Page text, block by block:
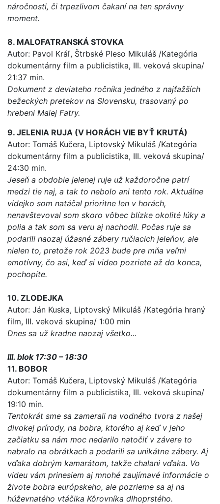
náročnosti, či trpezlivom čakaní na ten správny
moment.
8. MALOFATRANSKÁ STOVKA
Autor: Pavol Kráľ, Štrbské Pleso Mikuláš /Kategória
dokumentárny film a publicistika, III. veková skupina/
21:37 min.
Dokument z deviateho ročníka jedného z najťažších
bežeckých pretekov na Slovensku, trasovaný po
hrebeni Malej Fatry.
9. JELENIA RUJA (V HORÁCH VIE BYŤ KRUTÁ)
Autor: Tomáš Kučera, Liptovský Mikuláš /Kategória
dokumentárny film a publicistika, III. veková skupina/
24:30 min.
Jeseň a obdobie jelenej ruje už každoročne patrí
medzi tie naj, a tak to nebolo ani tento rok. Aktuálne
videjko som natáčal prioritne len v horách,
nenavštevoval som skoro vôbec blízke okolité lúky a
polia a tak som sa veru aj nachodil. Počas ruje sa
podarili naozaj úžasné zábery ručiacich jeleňov, ale
nielen to, pretože rok 2023 bude pre mňa veľmi
emotívny, čo asi, keď si video pozriete až do konca,
pochopíte.
10. ZLODEJKA
Autor: Ján Kuska, Liptovský Mikuláš /Kategória hraný
film, III. veková skupina/ 1:00 min
Dnes sa už kradne naozaj všetko...
III. blok 17:30 – 18:30
11. BOBOR
Autor: Tomáš Kučera, Liptovský Mikuláš /Kategória
dokumentárny film a publicistika, III. veková skupina/
19:10 min.
Tentokrát sme sa zamerali na vodného tvora z našej
divokej prírody, na bobra, ktorého aj keď v jeho
začiatku sa nám moc nedarilo natočiť v závere to
nabralo na obrátkach a podarili sa unikátne zábery. Aj
vďaka dobrým kamarátom, takže chalani vďaka. Vo
videu vám prinesiem aj mnohé zaujímavé informácie o
živote bobra európskeho, ale pozrieme sa aj na
húževnatého vtáčika Kôrovníka dlhoprstého.